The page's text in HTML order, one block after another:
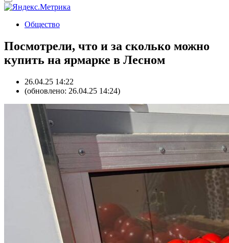
Общество
Посмотрели, что и за сколько можно
купить на ярмарке в Лесном
26.04.25 14:22
(обновлено: 26.04.25 14:24)